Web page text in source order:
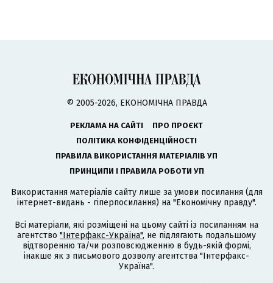
© 2005-2026, ЕКОНОМІЧНА ПРАВДА
РЕКЛАМА НА САЙТІ
ПРО ПРОЄКТ
ПОЛІТИКА КОНФІДЕНЦІЙНОСТІ
ПРАВИЛА ВИКОРИСТАННЯ МАТЕРІАЛІВ УП
ПРИНЦИПИ І ПРАВИЛА РОБОТИ УП
Використання матеріалів сайту лише за умови посилання (для
інтернет-видань - гіперпосилання) на "Економічну правду".
Всі матеріали, які розміщені на цьому сайті із посиланням на
агентство "Інтерфакс-Україна", не підлягають подальшому
відтворенню та/чи розповсюдженню в будь-якій формі,
інакше як з письмового дозволу агентства "Інтерфакс-
Україна".